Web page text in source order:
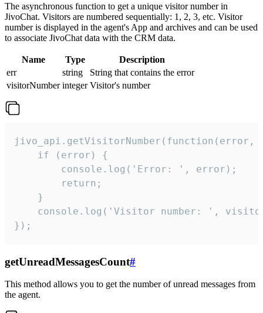
The asynchronous function to get a unique visitor number in
JivoChat. Visitors are numbered sequentially: 1, 2, 3, etc. Visitor
number is displayed in the agent's App and archives and can be used
to associate JivoChat data with the CRM data.
Name Type
Description
err
string
String that contains the error
visitorNumber integer Visitor's number
jivo_api.getVisitorNumber(function(error,
    if (error) {
        console.log('Error: ', error);
        return;
    }
console.log('Visitor number: ',
});
getUnreadMessagesCount#
This method allows you to get the number of unread messages from
the agent.